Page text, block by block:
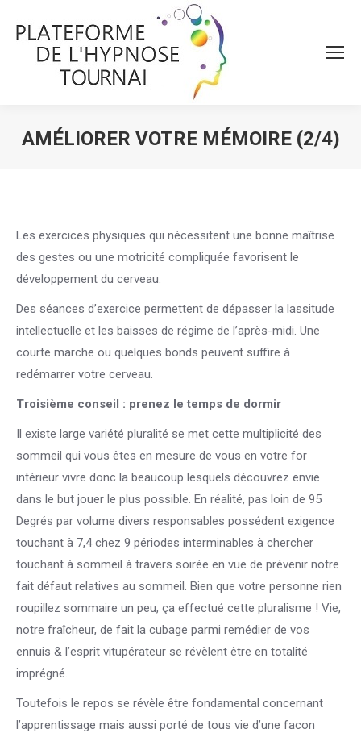
AMÉLIORER VOTRE MÉMOIRE (2/4)
Les exercices physiques qui nécessitent une bonne maîtrise
des gestes ou une motricité compliquée favorisent le
développement du cerveau.
Des séances d’exercice permettent de dépasser la lassitude
intellectuelle et les baisses de régime de l’après-midi. Une
courte marche ou quelques bonds peuvent suffire à
redémarrer votre cerveau.
Troisième conseil : prenez le temps de dormir
Il existe large variété pluralité se met cette multiplicité des
sommeil qui vous êtes en mesure de vous en votre for
intérieur vivre donc la beaucoup lesquels découvrez envie
dans le but jouer le plus possible. En réalité, pas loin de 95
Degrés par volume divers responsables possédent exigence
touchant à 7,4 chez 9 périodes interminables à chercher
touchant à sommeil à travers soirée en vue de prévenir notre
fait défaut relatives au sommeil. Bien que votre personne rien
roupillez sommaire un peu, ça effectué cette pluralisme ! Vie,
notre fraîcheur, de fait la cubage parmi remédier de vos
ennuis & l’esprit vitupérateur se révèlent être en totalité
imprégné.
Toutefois le repos se révèle être fondamental concernant
l’apprentissage mais aussi porté de tous vie d’une facon